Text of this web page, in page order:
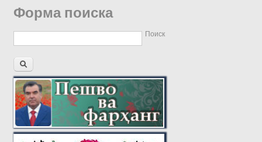
Форма поиска
Поиск